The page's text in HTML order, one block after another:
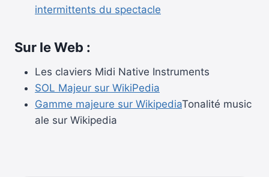
intermittents du spectacle
Sur le Web :
Les claviers Midi Native Instruments
SOL Majeur sur WikiPedia
Gamme majeure sur WikipediaTonalité music
ale sur Wikipedia